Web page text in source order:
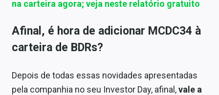
na carteira agora; veja neste relatório gratuito
Afinal, é hora de adicionar MCDC34 à
carteira de BDRs?
Depois de todas essas novidades apresentadas
pela companhia no seu Investor Day, afinal,vale a